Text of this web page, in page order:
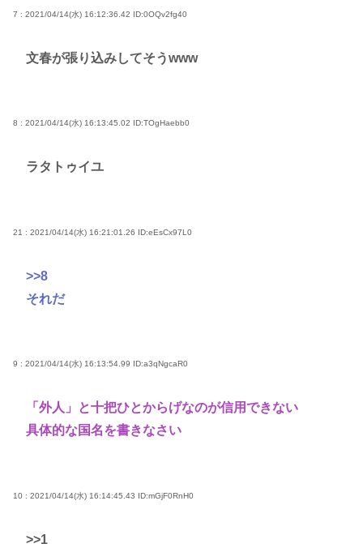
7 : 2021/04/14(水) 16:12:36.42 ID:0OQv2fg40
文春が張り込みしてそうwww
8 : 2021/04/14(水) 16:13:45.02 ID:TOgHaebb0
ラタトゥイユ
21 : 2021/04/14(水) 16:21:01.26 ID:eEsCx97L0
>>8
それだ
9 : 2021/04/14(水) 16:13:54.99 ID:a3qNgcaR0
「外人」と十把ひとからげなのが信用できない
具体的な国名を書きなさい
10 : 2021/04/14(水) 16:14:45.43 ID:mGjF0RnH0
>>1